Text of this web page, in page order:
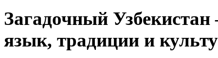
Загадочный
язык, традиции и